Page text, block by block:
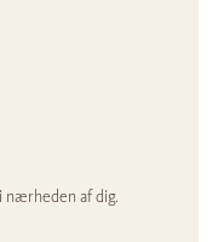
nærheden af dig.